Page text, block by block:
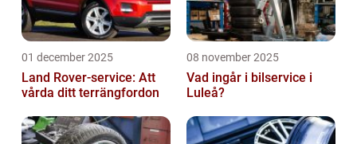
01 december 2025
Land Rover-service: Att
vårda ditt terrängfordon
08 november 2025
Vad ingår i bilservice i
Luleå?